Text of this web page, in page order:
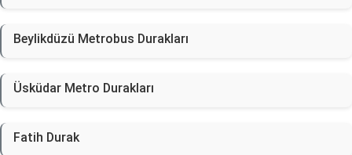
Beylikdüzü Metrobus Durakları
Üsküdar Metro Durakları
Fatih Durak